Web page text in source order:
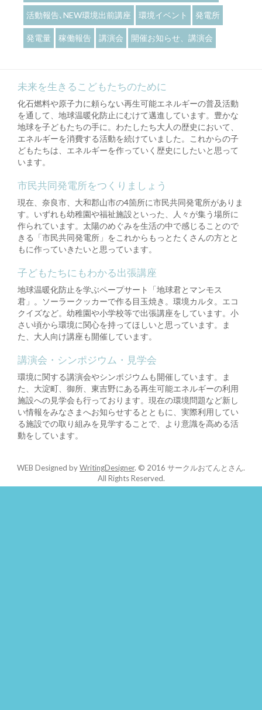
活動報告､NEW環境出前講座 環境イベント 発電所
発電量 稼働報告 講演会 開催お知らせ、講演会
未来を生きるこどもたちのために
化石燃料や原子力に頼らない再生可能エネルギーの普及活動
を通して、地球温暖化防止にむけて邁進しています。豊かな
地球を子どもたちの手に。わたしたち大人の歴史において、
エネルギーを消費する活動を続けていました。これからの子
どもたちは、エネルギーを作っていく歴史にしたいと思って
います。
市民共同発電所をつくりましょう
現在、奈良市、大和郡山市の4箇所に市民共同発電所がありま
す。いずれも幼稚園や福祉施設といった、人々が集う場所に
作られています。太陽のめぐみを生活の中で感じることので
きる「市民共同発電所」をこれからもっとたくさんの方とと
もに作っていきたいと思っています。
子どもたちにもわかる出張講座
地球温暖化防止を学ぶペープサート「地球君とマンモス
君」。ソーラークッカーで作る目玉焼き。環境カルタ。エコ
クイズなど。幼稚園や小学校等で出張講座をしています。小
さい頃から環境に関心を持ってほしいと思っています。ま
た、大人向け講座も開催しています。
講演会・シンポジウム・見学会
環境に関する講演会やシンポジウムも開催しています。ま
た、大淀町、御所、東吉野にある再生可能エネルギーの利用
施設への見学会も行っております。現在の環境問題など新し
い情報をみなさまへお知らせするとともに、実際利用してい
る施設での取り組みを見学することで、より意識を高める活
動をしています。
WEB Designed byWritingDesigner. © 2016 サークルおてんとさん.
All Rights Reserved.